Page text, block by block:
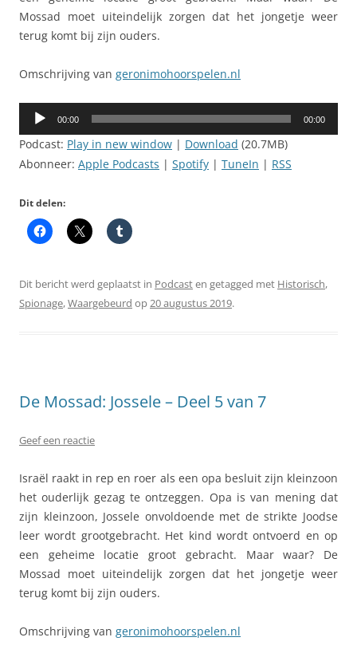
Mossad moet uiteindelijk zorgen dat het jongetje weer
terug komt bij zijn ouders.
Omschrijving van geronimohoorspelen.nl
Audiospeler
00:00 00:00
Podcast: Play in new window | Download (20.7MB)
Abonneer: Apple Podcasts | Spotify | TuneIn | RSS
Dit delen:
Dit bericht werd geplaatst in Podcasten getagged met Historisch,
Spionage,Waargebeurd op20 augustus 2019.
De Mossad: Jossele – Deel 5 van 7
Geef een reactie
Israël raakt in rep en roer als een opa besluit zijn kleinzoon
het ouderlijk gezag te ontzeggen. Opa is van mening dat
zijn kleinzoon, Jossele onvoldoende met de strikte Joodse
leer wordt grootgebracht. Het kind wordt ontvoerd en op
een geheime locatie groot gebracht. Maar waar? De
Mossad moet uiteindelijk zorgen dat het jongetje weer
terug komt bij zijn ouders.
Omschrijving van geronimohoorspelen.nl